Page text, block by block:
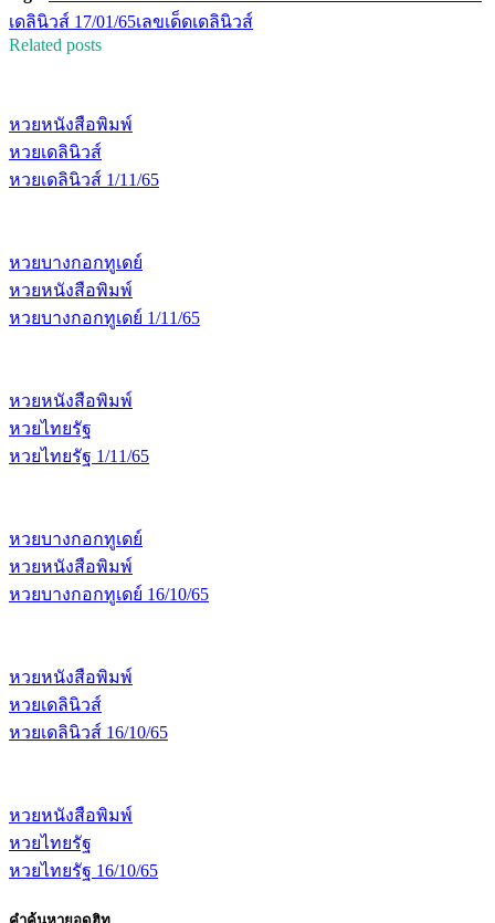
เดลินิวส์ 17/01/65เลขเด็ดเดลินิวส์
Related posts
หวยหนังสือพิมพ์
หวยเดลินิวส์
หวยเดลินิวส์ 1/11/65
หวยบางกอกทูเดย์
หวยหนังสือพิมพ์
หวยบางกอกทูเดย์ 1/11/65
หวยหนังสือพิมพ์
หวยไทยรัฐ
หวยไทยรัฐ 1/11/65
หวยบางกอกทูเดย์
หวยหนังสือพิมพ์
หวยบางกอกทูเดย์ 16/10/65
หวยหนังสือพิมพ์
หวยเดลินิวส์
หวยเดลินิวส์ 16/10/65
หวยหนังสือพิมพ์
หวยไทยรัฐ
หวยไทยรัฐ 16/10/65